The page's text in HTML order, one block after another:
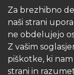
Za brezhibno
naši strani
ne obdelujejo
Z vašim
piškotke, ki
strani in
©